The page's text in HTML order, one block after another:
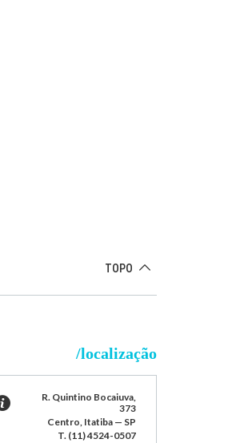
TOPO
/localização
R. Quintino Bocaiuva,
373
Centro, Itatiba — SP
T. (11) 4524-0507